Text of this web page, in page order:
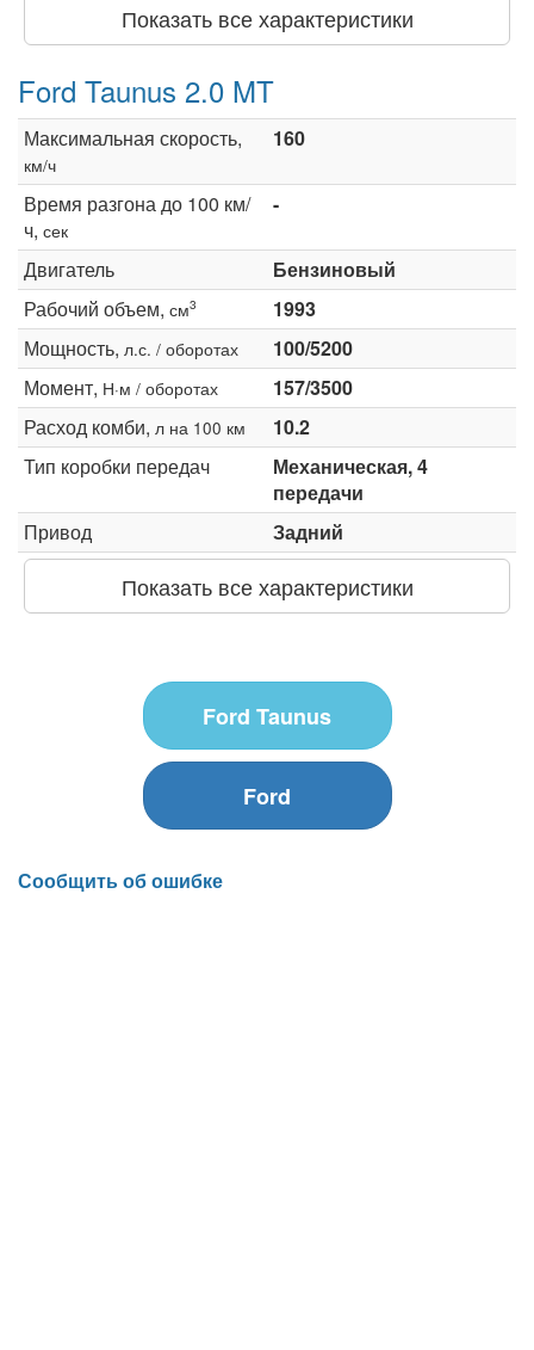
Показать все характеристики
Ford Taunus 2.0 MT
Максимальная скорость,
км/ч
160
Время разгона до 100 км/
ч, сек
-
Двигатель
Бензиновый
Рабочий объем, см3
1993
Мощность, л.с. / оборотах
100/5200
Момент, Н·м / оборотах
157/3500
Расход комби, л на 100 км
10.2
Тип коробки передач
Механическая, 4
передачи
Привод
Задний
Показать все характеристики
Ford Taunus
Ford
Сообщить об ошибке